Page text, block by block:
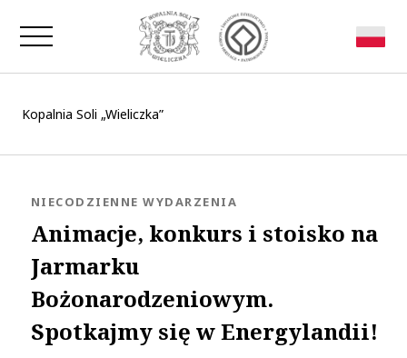
Zamknij okno
Kopalnia Soli „Wieliczka”
Animacje, konkurs i stoisko na
Jarmarku
Bożonarodzeniowym.
Spotkajmy się w Energylandii!
KATEGORIA:
NIECODZIENNE WYDARZENIA